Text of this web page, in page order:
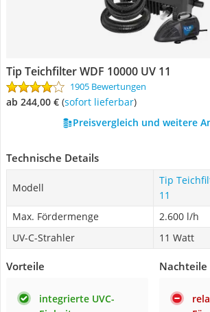
Tip Teichfilter WDF 10000 UV 11
1905 Bewertungen
ab 244,00 € ( Sofort lieferbar)
Preisvergleich und weitere
Technische Details
Modell
Tip
11
Max. Fördermenge
2.600 l/h
UV-C-Strahler
11 Watt
Vorteile
integrierte UVC-
Nachteile